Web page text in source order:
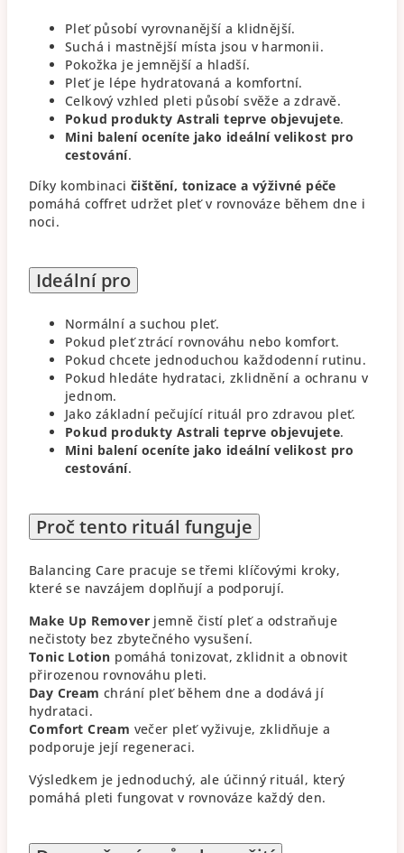
Pleť působí vyrovnanější a klidnější.
Suchá i mastnější místa jsou v harmonii.
Pokožka je jemnější a hladší.
Pleť je lépe hydratovaná a komfortní.
Celkový vzhled pleti působí svěže a zdravě.
Pokud produkty Astrali teprve objevujete.
Mini balení oceníte jako ideální velikost pro
cestování.
Díky kombinaci čištění, tonizace a výživné péče
pomáhá coffret udržet pleť v rovnováze během dne i
noci.
Ideální pro
Normální a suchou pleť.
Pokud pleť ztrácí rovnováhu nebo komfort.
Pokud chcete jednoduchou každodenní rutinu.
Pokud hledáte hydrataci, zklidnění a ochranu v
jednom.
Jako základní pečující rituál pro zdravou pleť.
Pokud produkty Astrali teprve objevujete.
Mini balení oceníte jako ideální velikost pro
cestování.
Proč tento rituál funguje
Balancing Care pracuje se třemi klíčovými kroky,
které se navzájem doplňují a podporují.
Make Up Remover jemně čistí pleť a odstraňuje
nečistoty bez zbytečného vysušení.
Tonic Lotion pomáhá tonizovat, zklidnit a obnovit
přirozenou rovnováhu pleti.
Day Cream chrání pleť během dne a dodává jí
hydrataci.
Comfort Cream večer pleť vyživuje, zklidňuje a
podporuje její regeneraci.
Výsledkem je jednoduchý, ale účinný rituál, který
pomáhá pleti fungovat v rovnováze každý den.